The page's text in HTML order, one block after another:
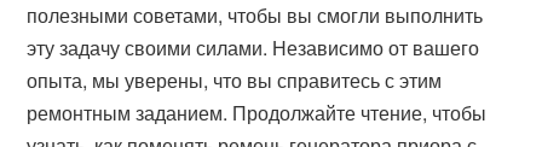
полезными советами, чтобы вы смогли выполнить
эту задачу своими силами. Независимо от вашего
опыта, мы уверены, что вы справитесь с этим
ремонтным заданием. Продолжайте чтение, чтобы